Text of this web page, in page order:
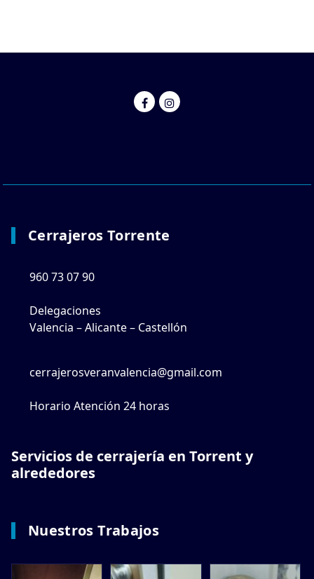
Cerrajeros Torrente
960 73 07 90
Delegaciones
Valencia – Alicante – Castellón
cerrajerosveranvalencia@gmail.com
Horario Atención 24 horas
Servicios de cerrajería en Torrent y
alrededores
Nuestros Trabajos